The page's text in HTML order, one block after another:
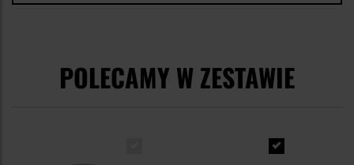
POLECAMY W ZESTAWIE